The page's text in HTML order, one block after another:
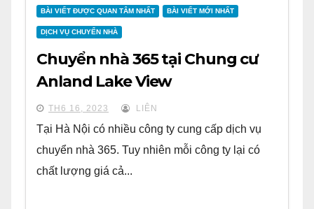
BÀI VIẾT ĐƯỢC QUAN TÂM NHẤT BÀI VIẾT MỚI NHẤT
DỊCH VỤ CHUYỂN NHÀ
Chuyển nhà 365 tại Chung cư
Anland Lake View
TH6 16, 2023 LIÊN
Tại Hà Nội có nhiều công ty cung cấp dịch vụ
chuyển nhà 365. Tuy nhiên mỗi công ty lại có
chất lượng giá cả...